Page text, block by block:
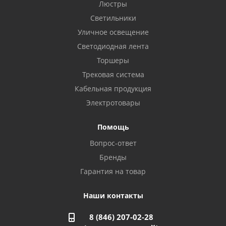
Бузулук, ул. Октябрьская, 24
Балаково, ул. Комарова, 55
Октябрьский, ул. Свердлова, 28
Азнакаево, ул. Булгар, 2. ТЦ "Акчарлак"
Стерлитамак, ул. Вокзальная, 13
Магнитогорск, ул. Труда, 14
Люстры
Светильники
Уличное освещение
Светодиодная лента
Торшеры
Трековая система
Кабельная продукция
Электротовары
Помощь
Вопрос-ответ
Бренды
Гарантия на товар
Наши контакты
8 (846) 207-02-28